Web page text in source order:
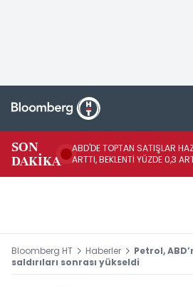
SON
DAKİKA
ABD'DE TOPTAN SATIŞLAR
ARTTI, BEKLENTİ YÜZDE 0,3
Bloomberg HT Haberler
Petrol,
saldırıları sonrası yükseldi